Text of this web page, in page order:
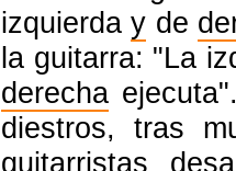
izquierday de
la guitarra: "La
derecha
diestros, tras
guitarristas